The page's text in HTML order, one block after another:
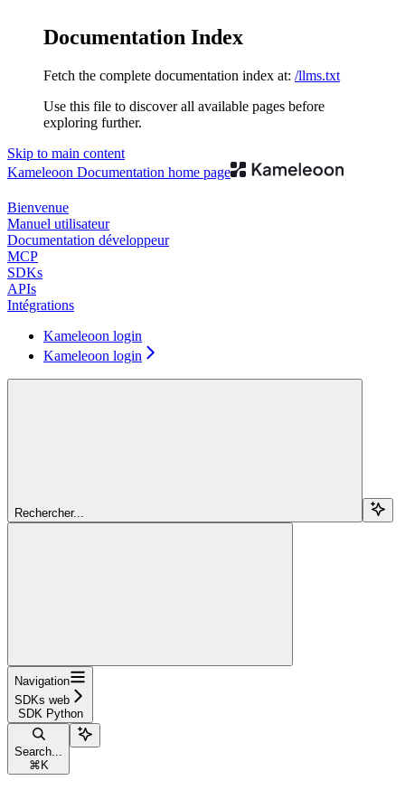
Documentation Index
Fetch the complete documentation index at: /llms.txt
Use this file to discover all available pages before
exploring further.
Skip to main content
Kameleoon Documentation home page
Bienvenue
Manuel utilisateur
Documentation développeur
MCP
SDKs
APIs
Intégrations
Kameleoon login
Kameleoon login
Rechercher...
Navigation
SDKs web
SDK Python
Search...
⌘ K